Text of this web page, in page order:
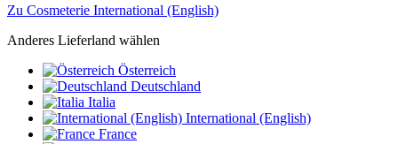
Zu Cosmeterie International (English)
Anderes Lieferland wählen
Österreich
Deutschland
Italia
International (English)
France